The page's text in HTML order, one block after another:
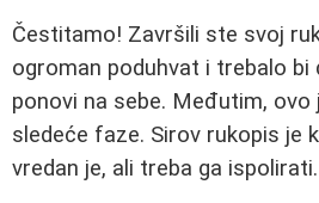
Čestitamo! Završili ste svoj
ogroman poduhvat i trebalo bi
ponovi na sebe. Međutim,
sledeće faze. Sirov rukopis je
vredan je, ali treba ga ispolirati.